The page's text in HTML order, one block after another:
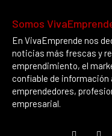
Somos
En VivaEmprende nos
noticias más frescas y
emprendimiento, el
confiable de información
emprendedores,
empresarial.